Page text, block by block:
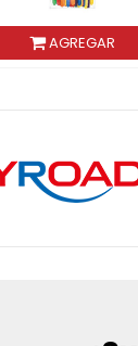
AGREGAR